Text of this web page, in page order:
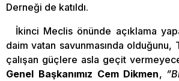
Derneği de katıldı.
İkinci Meclis önünde açıklama
daim vatan savunmasında olduğunu,
çalışan güçlere asla geçit
Genel Başkanımız Cem Dikmen,